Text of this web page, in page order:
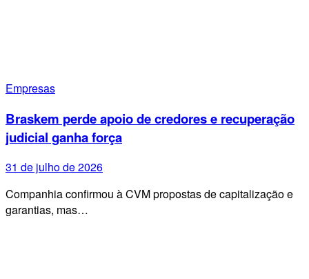
Empresas
Braskem perde apoio de credores e recuperação
judicial ganha força
31 de julho de 2026
Companhia confirmou à CVM propostas de capitalização e
garantias, mas…